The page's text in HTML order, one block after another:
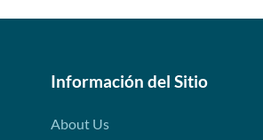
Información del Sitio
About Us